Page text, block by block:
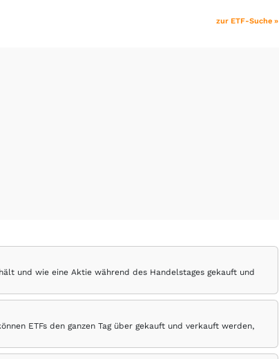
zur ETF-Suche »
und wie eine Aktie während des Handelstages gekauft und
ETFs den ganzen Tag über gekauft und verkauft werden,